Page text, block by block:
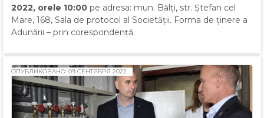
2022, orele 10:00 pe adresa: mun. Bălți, str. Ștefan cel
Mare, 168, Sala de protocol al Societății. Forma de ținere a
Adunării – prin corespondență.
ОПУБЛИКОВАНО: 09 СЕНТЯБРЯ 2022